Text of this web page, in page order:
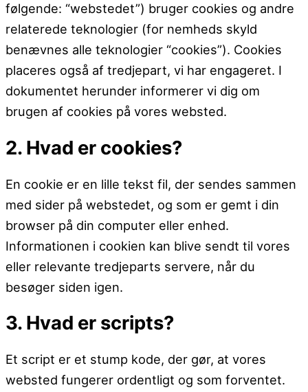
følgende: “webstedet”) bruger cookies og andre
relaterede teknologier (for nemheds skyld
benævnes alle teknologier “cookies”). Cookies
placeres også af tredjepart, vi har engageret. I
dokumentet herunder informerer vi dig om
brugen af ​​cookies på vores websted.
2. Hvad er cookies?
En cookie er en lille tekst fil, der sendes sammen
med sider på webstedet, og som er gemt i din
browser på din computer eller enhed.
Informationen i cookien kan blive sendt til vores
eller relevante tredjeparts servere, når du
besøger siden igen.
3. Hvad er scripts?
Et script er et stump kode, der gør, at vores
websted fungerer ordentligt og som forventet.